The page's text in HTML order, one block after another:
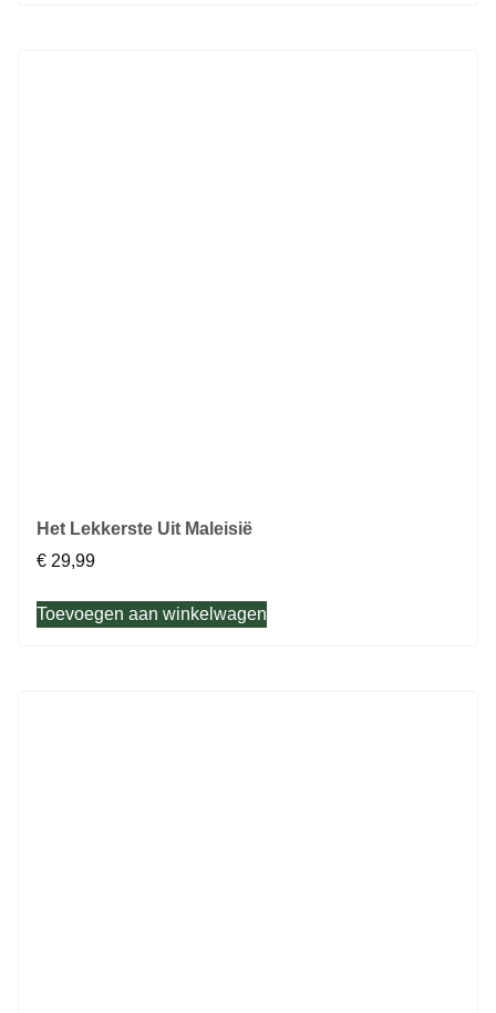
Het Lekkerste Uit Maleisië
€ 29,99
Toevoegen aan winkelwagen